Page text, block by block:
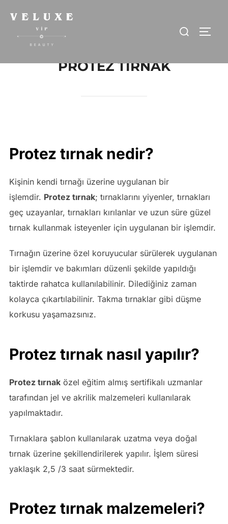
geç
Aranacak
PROTEZ TIRNAK
Protez tırnak nedir?
Kişinin kendi tırnağı üzerine uygulanan bir
işlemdir. Protez tırnak; tırnaklarını yiyenler, tırnakları
geç uzayanlar, tırnakları kırılanlar ve uzun süre güzel
tırnak kullanmak isteyenler için uygulanan bir işlemdir.
Tırnağın üzerine özel koruyucular sürülerek uygulanan
bir işlemdir ve bakımları düzenli şekilde yapıldığı
taktirde rahatca kullanılabilinir. Dilediğiniz zaman
kolayca çıkartılabilinir. Takma tırnaklar gibi düşme
korkusu yaşamazsınız.
Protez tırnak nasıl yapılır?
Protez tırnaközel eğitim almış sertifikalı uzmanlar
tarafından jel ve akrilik malzemeleri kullanılarak
yapılmaktadır.
Tırnaklara şablon kullanılarak uzatma veya doğal
tırnak üzerine şekillendirilerek yapılır. İşlem süresi
yaklaşık 2,5 /3 saat sürmektedir.
Protez tırnak malzemeleri?